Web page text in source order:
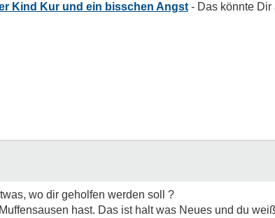
Kind Kur und ein bisschen Angst
wo dir geholfen werden soll ?
hast. Das ist halt was Neues und du